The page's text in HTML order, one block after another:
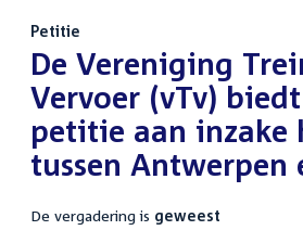
Petitie
:De Vereniging
Vervoer (vTv)
petitie aan inzake
tussen Antwerpen
De vergadering is geweest